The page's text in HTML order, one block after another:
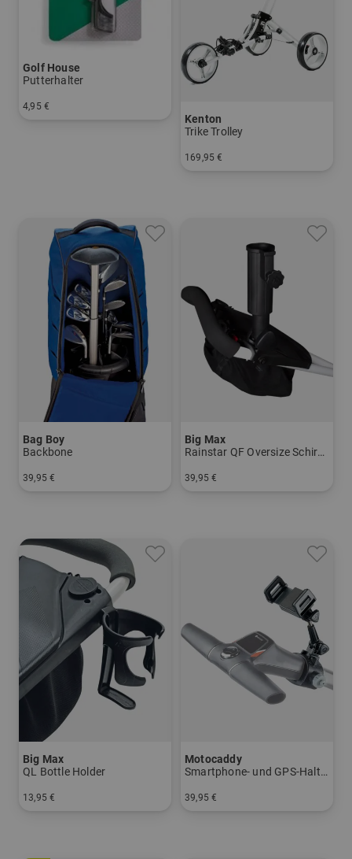
Golf House
Putterhalter
4,95 €
Kenton
Trike Trolley
169,95 €
Bag Boy
Backbone
39,95 €
Big Max
Rainstar QF Oversize Schirmhalter
39,95 €
Big Max
QL Bottle Holder
13,95 €
Motocaddy
Smartphone- und GPS-Halterung
39,95 €